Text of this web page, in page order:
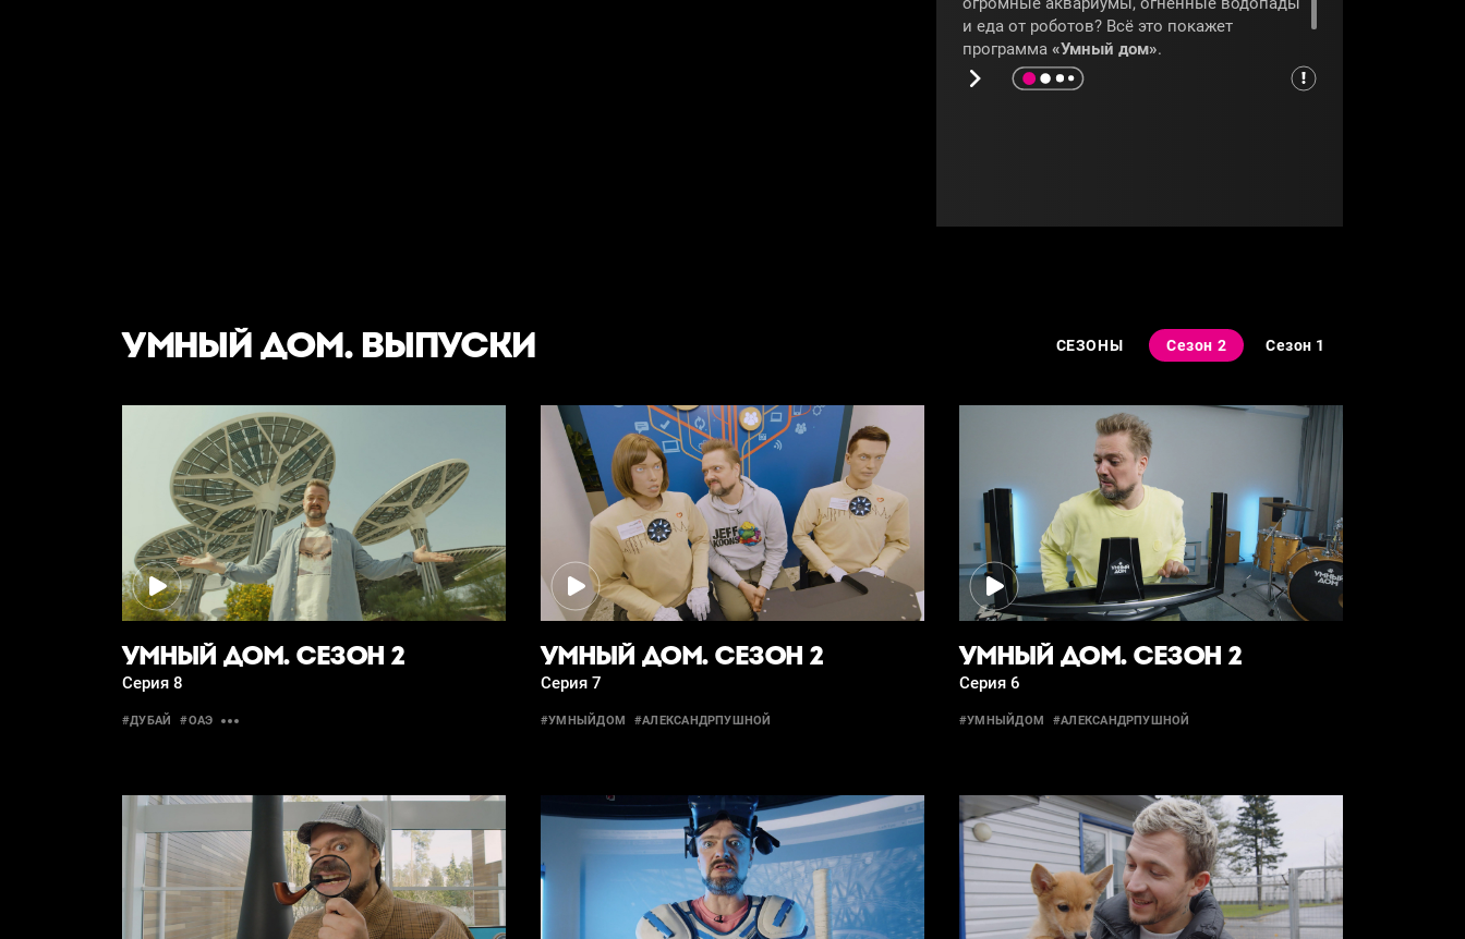
и еда от роботов? Всё это покажет
программа «Умный дом».
#ДУБАЙ #ОАЭ
УМНЫЙ ДОМ. ВЫПУСКИ СЕЗОНЫ Сезон 2 Сезон 1
УМНЫЙ ДОМ. СЕЗОН 2
Серия 8
#ДУБАЙ #ОАЭ
УМНЫЙ ДОМ. СЕЗОН 2
Серия 7
#УМНЫЙДОМ #АЛЕКСАНДРПУШНОЙ
УМНЫЙ ДОМ. СЕЗОН 2
Серия 6
#УМНЫЙДОМ #АЛЕКСАНДРПУШНОЙ